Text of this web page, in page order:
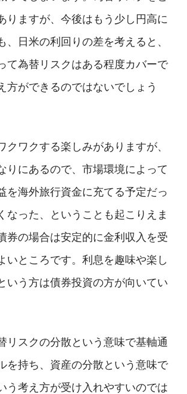
りますが、今後はもう少し円高に
、日米の利回りの差を考えると、
て為替リスクはある程度カバーで
方ができるのではないでしょう
クワクする楽しみがありますが、
りにあるので、市場環境によって
を海外旅行資金に充てる予定だっ
なった、ということも起こりえま
券の場合は安定的に金利収入を受
いところです。利息を趣味や楽し
いう方は債券投資の方が向いてい
リスクの分散という意味で基軸通
を持ち、資産の分散という意味で
う考え方が受け入れやすいのでは